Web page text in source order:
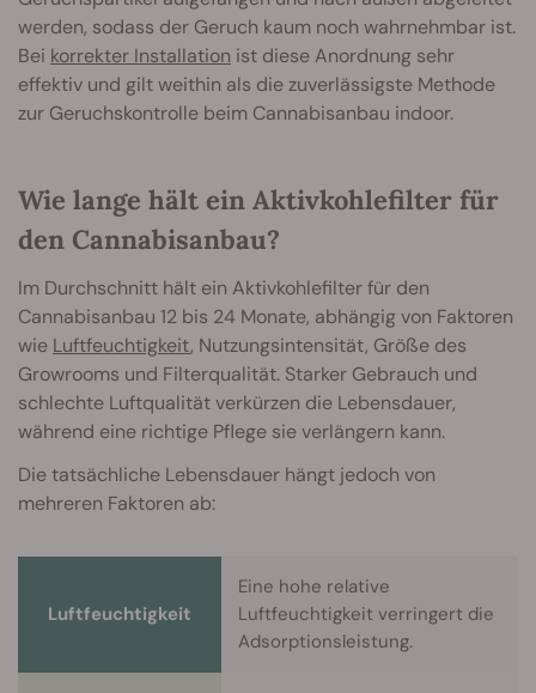
werden, sodass der Geruch kaum noch wahrnehmbar ist.
Bei korrekter Installation ist diese Anordnung sehr
effektiv und gilt weithin als die zuverlässigste Methode
zur Geruchskontrolle beim Cannabisanbau indoor.
Wie lange hält ein Aktivkohlefilter für
den Cannabisanbau?
Im Durchschnitt hält ein Aktivkohlefilter für den
Cannabisanbau 12 bis 24 Monate, abhängig von Faktoren
wie Luftfeuchtigkeit, Nutzungsintensität, Größe des
Growrooms und Filterqualität. Starker Gebrauch und
schlechte Luftqualität verkürzen die Lebensdauer,
während eine richtige Pflege sie verlängern kann.
Die tatsächliche Lebensdauer hängt jedoch von
mehreren Faktoren ab:
Luftfeuchtigkeit
Eine hohe relative
Luftfeuchtigkeit verringert die
Adsorptionsleistung.